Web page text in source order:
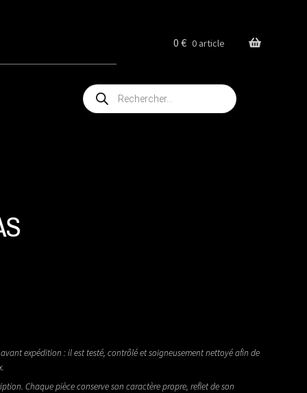
0€ 0 article
Recherche
de
produits
expédition : il est testé, contrôlé et soigneusement nettoyé afin de
Chaque pièce conserve son caractère propre, reflet de son